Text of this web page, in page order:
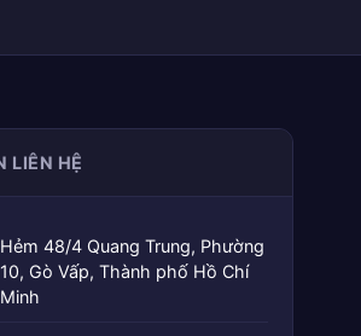
LIÊN HỆ
Hẻm 48/4 Quang Trung, Phường
10, Gò Vấp, Thành phố Hồ Chí
Minh